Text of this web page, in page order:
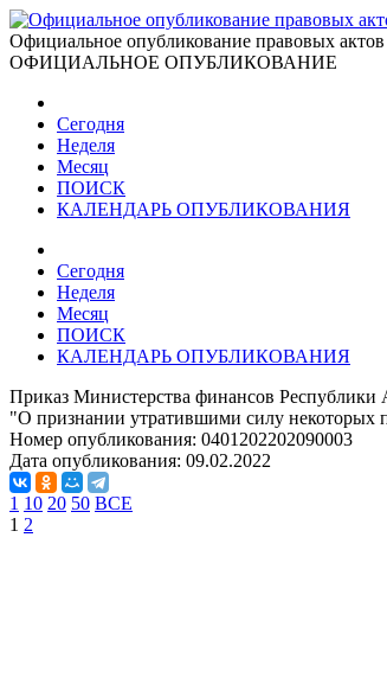
Официальное опубликование правовых актов
ОФИЦИАЛЬНОЕ ОПУБЛИКОВАНИЕ
Сегодня
Неделя
Месяц
ПОИСК
КАЛЕНДАРЬ ОПУБЛИКОВАНИЯ
Сегодня
Неделя
Месяц
ПОИСК
КАЛЕНДАРЬ ОПУБЛИКОВАНИЯ
Приказ Министерства финансов
"О признании утратившими силу некоторых
Номер опубликования: 0401202202090003
Дата опубликования: 09.02.2022
1 10 20 50 ВСЕ
1 2